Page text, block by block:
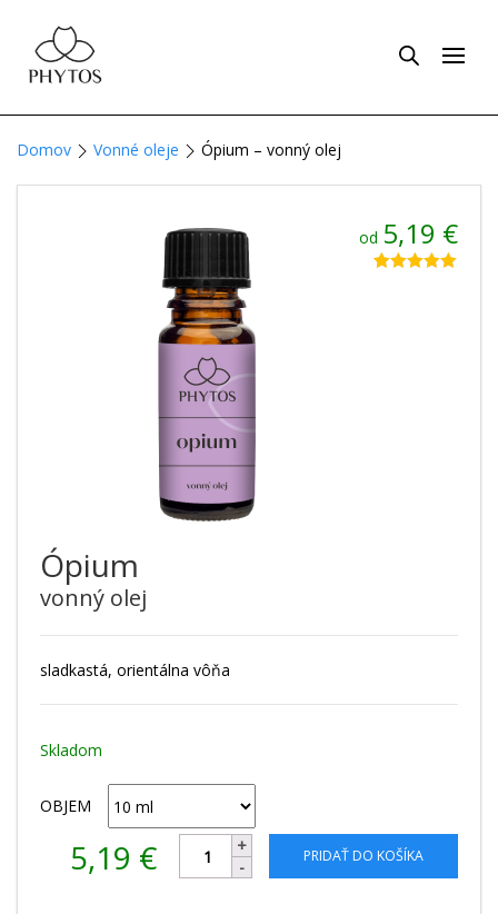
Domov Vonné oleje Ópium – vonný olej
Ópium
vonný olej
sladkastá, orientálna vôňa
od 5,19 €
Skladom
OBJEM
5,19 € PRIDAŤ DO KOŠÍKA